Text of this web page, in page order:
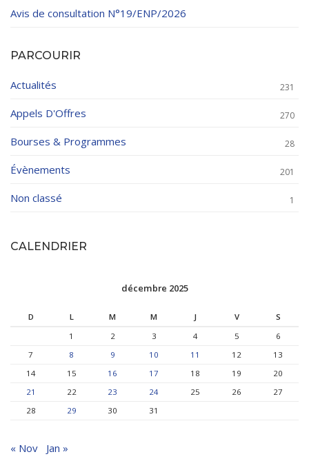
Avis de consultation N°19/ENP/2026
PARCOURIR
Actualités 231
Appels D'Offres 270
Bourses & Programmes 28
Évènements 201
Non classé 1
CALENDRIER
décembre 2025
D L M M J V
S
1
2 3 4 5
6
7
8 9 10 11 12
13
14
15 16 17 18 19
20
21
22 23 24 25 26
27
28
29 30 31
« Nov Jan »